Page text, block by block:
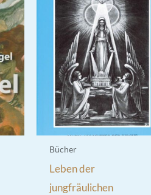
Bücher
Leben der
jungfräulichen